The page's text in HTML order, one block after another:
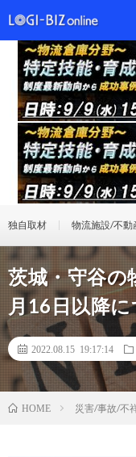
独自取材 物流施設/不動
茨城・守谷の
月16日以降
2022.08.15 19:17:14
HOME 災害/事故/不